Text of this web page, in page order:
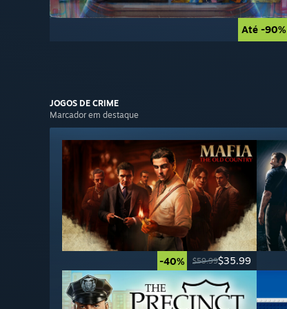
Até -90%
Até -90%
JOGOS DE CRIME
Marcador em destaque
-40% $59.99$35.99